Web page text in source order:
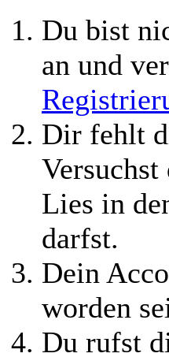
Du bist
an und
Dir fehlt
Lies in
darfst.
Dein
worden
Du rufst